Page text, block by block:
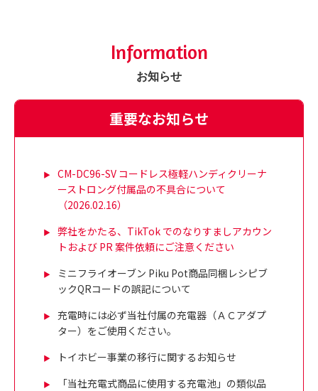
Information
お知らせ
重要なお知らせ
CM-DC96-SV コードレス極軽ハンディクリーナ
ーストロング付属品の不具合について
（2026.02.16）
弊社をかたる、TikTok でのなりすましアカウン
トおよび PR 案件依頼にご注意ください
ミニフライオーブン Piku Pot商品同梱レシピブ
ックQRコードの誤記について
充電時には必ず当社付属の充電器（ＡＣアダプ
ター）をご使用ください。
トイホビー事業の移行に関するお知らせ
「当社充電式商品に使用する充電池」の類似品